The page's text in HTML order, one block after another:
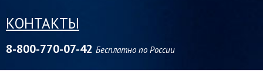
КОНТАКТЫ
8-800-770-07-42 Бесплатно по России